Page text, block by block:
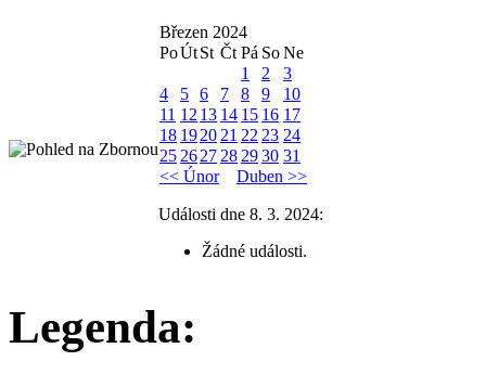
Březen 2024
PoÚtSt Čt Pá SoNe
1
2
3
4
5 6 7 8 9
10
11 12 13 14 15 16 17
18 1920 21 22 23 24
25 2627 28 2930 31
<< Únor
Duben >>
Události dne 8. 3. 2024:
Žádné události.
Legenda: